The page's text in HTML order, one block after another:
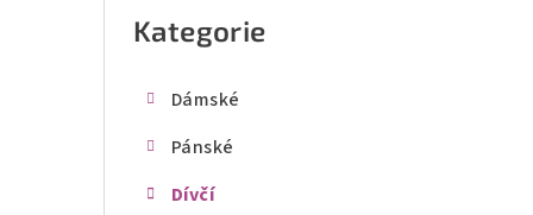
Přeskočit
kategorie
Kategorie
Dámské
Pánské
Dívčí